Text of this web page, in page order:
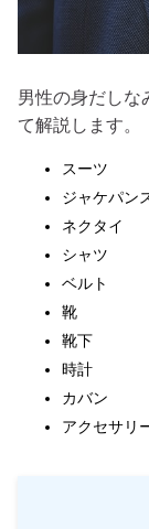
男性の身だしな
て解説します。
スーツ
ジャケパン
ネクタイ
シャツ
ベルト
靴
靴下
時計
カバン
アクセサリ